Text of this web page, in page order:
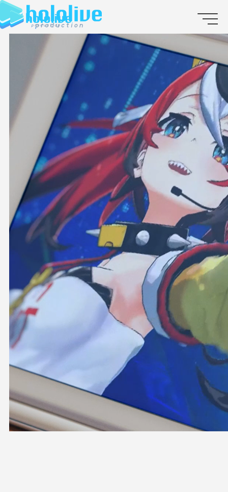
EN
JP
ABOUT
TALENT
NEWS
AUDITION
COLLABORATION
SUPPORT ADVERTISING
OFFICIAL SHOP
HOLODULE
会社概要
プライバシーポリシー
未成年の方々へのお願い
二次創作ガイドライン
よくある質問
サポーターガイドライン